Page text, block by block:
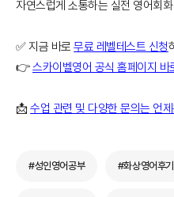
자연스럽게 소통하는 실전 영어회
✅ 지금 바로무료 레벨테스트 신청
👉스카이벨영어 공식 홈페이지 바
📩수업 관련 및 다양한 문의는 언
#성인영어공부 #화상영어후기